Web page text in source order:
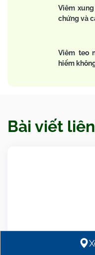
Viêm
chứng và
Viêm teo
hiểm
Bài viết